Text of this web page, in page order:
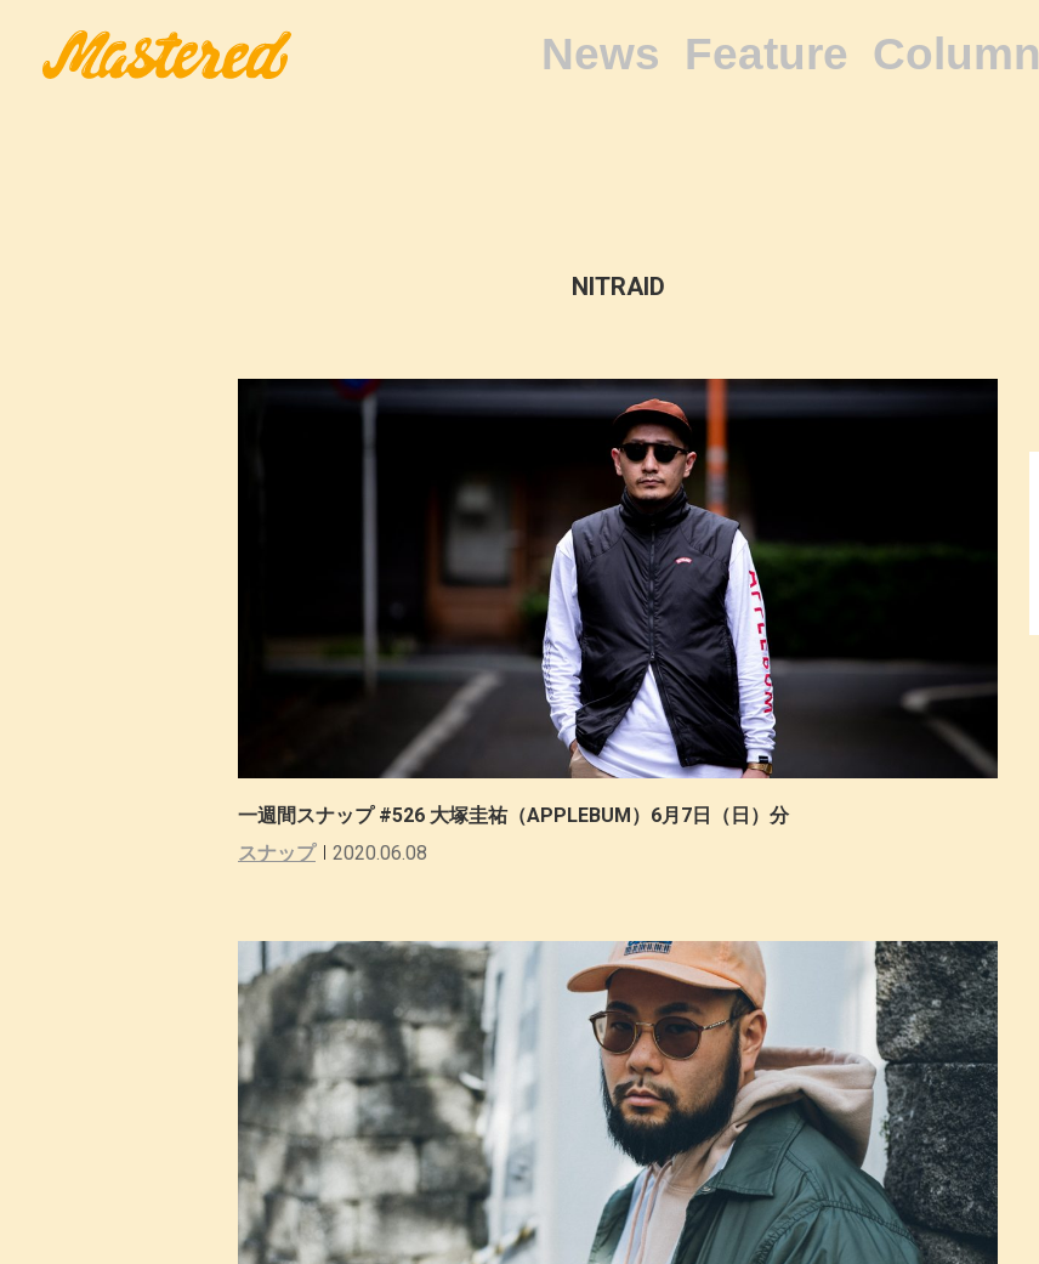
News Feature Column
NITRAID
一週間スナップ #526 大塚圭祐（APPLEBUM）6月7日（日）分
スナップ
2020.06.08